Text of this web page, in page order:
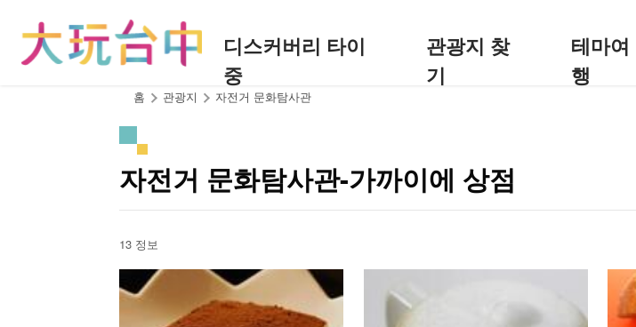
디스커버리 타이
중
관광지 찾
기
테마여
행
홈 관광지 자전거 문화탐사관
자전거 문화탐사관-가까이에 상점
13 정보